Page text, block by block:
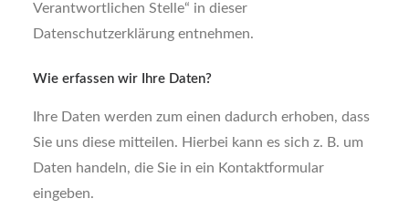
Verantwortlichen Stelle“ in dieser
Datenschutzerklärung entnehmen.
Wie erfassen wir Ihre Daten?
Ihre Daten werden zum einen dadurch erhoben, dass
Sie uns diese mitteilen. Hierbei kann es sich z. B. um
Daten handeln, die Sie in ein Kontaktformular
eingeben.